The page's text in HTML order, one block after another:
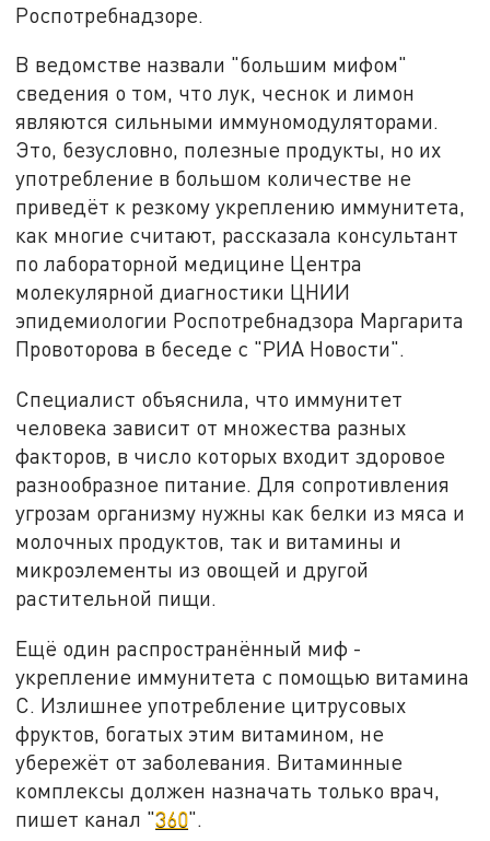
Роспотребнадзоре.
В ведомстве назвали "большим мифом"
сведения о том, что лук, чеснок и лимон
являются сильными иммуномодуляторами.
Это, безусловно, полезные продукты, но их
употребление в большом количестве не
приведёт к резкому укреплению иммунитета,
как многие считают, рассказала консультант
по лабораторной медицине Центра
молекулярной диагностики ЦНИИ
эпидемиологии Роспотребнадзора Маргарита
Провоторова в беседе с "РИА Новости".
Специалист объяснила, что иммунитет
человека зависит от множества разных
факторов, в число которых входит здоровое
разнообразное питание. Для сопротивления
угрозам организму нужны как белки из мяса и
молочных продуктов, так и витамины и
микроэлементы из овощей и другой
растительной пищи.
Ещё один распространённый миф -
укрепление иммунитета с помощью витамина
С. Излишнее употребление цитрусовых
фруктов, богатых этим витамином, не
убережёт от заболевания. Витаминные
комплексы должен назначать только врач,
пишет канал "360".